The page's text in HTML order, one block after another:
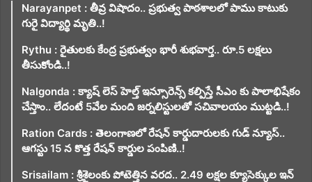
Narayanpet : తీవ్ర విషాదం.. ప్రభుత్వ పాఠశాలలో పాము కాటుకు
గురై విద్యార్థి మృతి..!
Rythu : రైతులకు కేంద్ర ప్రభుత్వం భారీ శుభవార్త.. రూ.5 లక్షలు
తీసుకోండి..!
Nalgonda : క్యాష్ లెస్ హెల్త్ ఇన్సూరెన్స్ కల్పిస్తే సీఎం కు పాలాభిషేకం
చేస్తాం.. లేదంటే 5వేల మంది జర్నలిస్టులతో సచివాలయం ముట్టడి..!
Ration Cards : తెలంగాణలో రేషన్ కార్డుదారులకు గుడ్ న్యూస్..
ఆగస్టు 15 న కొత్త రేషన్ కార్డుల పంపిణి..!
Srisailam : శ్రీశైలంకు పోటెత్తిన వరద.. 2.49 లక్షల క్యూసెక్కుల ఇన్